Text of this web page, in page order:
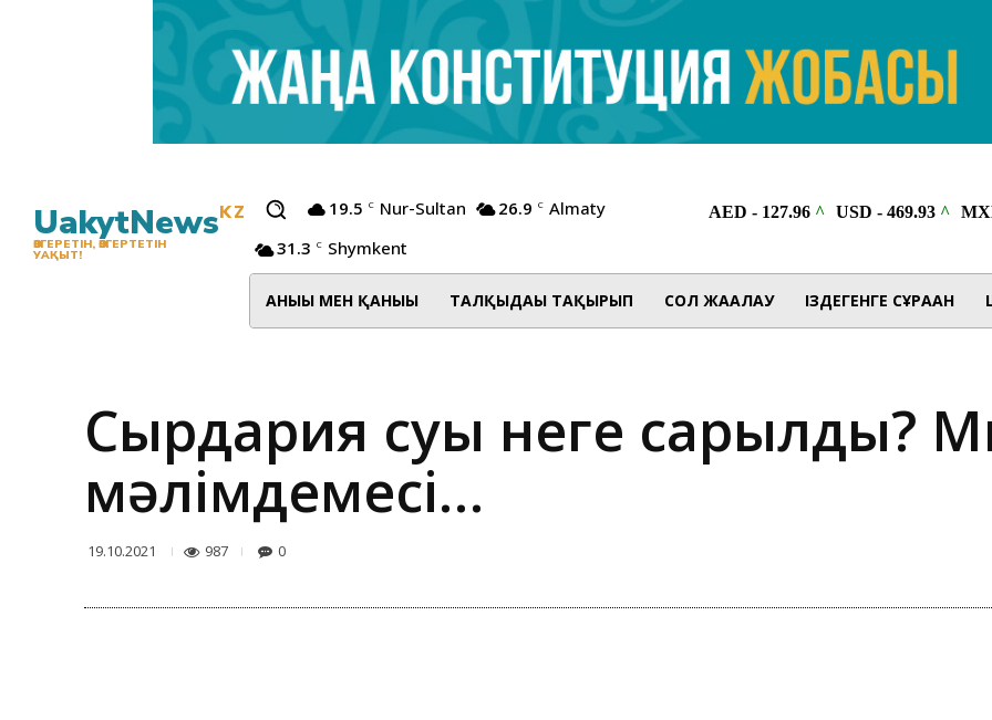
UakytNewsKZ
ӨЗГЕРЕТІН, ӨЗГЕРТЕТІН
УАҚЫТ!
19.5 C Nur-Sultan 26.9 C Almaty
31.3 C Shymkent
АНЫҒЫ МЕН ҚАНЫҒЫ ТАЛҚЫДАҒЫ ТАҚЫРЫП СОЛ ЖАҒАЛАУ ІЗДЕГЕНГЕ СҰРАҒАН
Сырдария суы неге сарқылды?
мәлімдемесі…
19.10.2021 987 0